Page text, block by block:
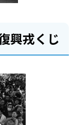
興戎くじ